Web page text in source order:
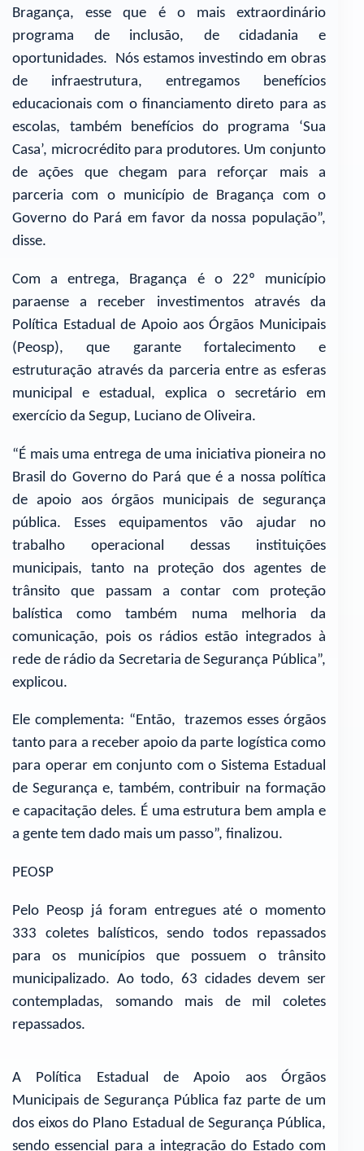
Bragança, esse que é o mais extraordinário
programa de inclusão, de cidadania e
oportunidades. Nós estamos investindo em obras
de infraestrutura, entregamos benefícios
educacionais com o financiamento direto para as
escolas, também benefícios do programa ‘Sua
Casa’, microcrédito para produtores. Um conjunto
de ações que chegam para reforçar mais a
parceria com o município de Bragança com o
Governo do Pará em favor da nossa população”,
disse.
Com a entrega, Bragança é o 22º município
paraense a receber investimentos através da
Política Estadual de Apoio aos Órgãos Municipais
(Peosp), que garante fortalecimento e
estruturação através da parceria entre as esferas
municipal e estadual, explica o secretário em
exercício da Segup, Luciano de Oliveira.
“É mais uma entrega de uma iniciativa pioneira no
Brasil do Governo do Pará que é a nossa política
de apoio aos órgãos municipais de segurança
pública. Esses equipamentos vão ajudar no
trabalho operacional dessas instituições
municipais, tanto na proteção dos agentes de
trânsito que passam a contar com proteção
balística como também numa melhoria da
comunicação, pois os rádios estão integrados à
rede de rádio da Secretaria de Segurança Pública”,
explicou.
Ele complementa: “Então, trazemos esses órgãos
tanto para a receber apoio da parte logística como
para operar em conjunto com o Sistema Estadual
de Segurança e, também, contribuir na formação
e capacitação deles. É uma estrutura bem ampla e
a gente tem dado mais um passo”, finalizou.
PEOSP
Pelo Peosp já foram entregues até o momento
333 coletes balísticos, sendo todos repassados
para os municípios que possuem o trânsito
municipalizado. Ao todo, 63 cidades devem ser
contempladas, somando mais de mil coletes
repassados.
A Política Estadual de Apoio aos Órgãos
Municipais de Segurança Pública faz parte de um
dos eixos do Plano Estadual de Segurança Pública,
sendo essencial para a integração do Estado com